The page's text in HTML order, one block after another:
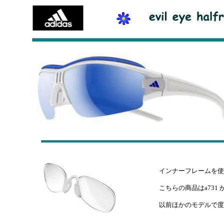
インナーフレームを
こちらの商品はa731
以前ほかのモデルで